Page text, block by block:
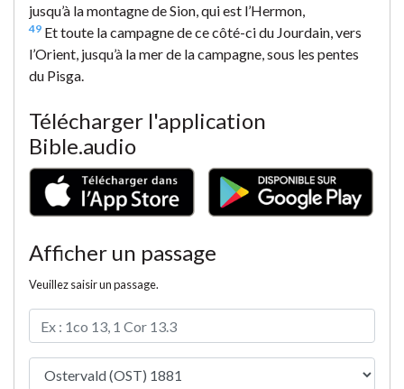
jusqu’à la montagne de Sion, qui est l’Hermon,
49 Et toute la campagne de ce côté-ci du Jourdain, vers
l’Orient, jusqu’à la mer de la campagne, sous les pentes
du Pisga.
Télécharger l'application
Bible.audio
Afficher un passage
Veuillez saisir un passage.